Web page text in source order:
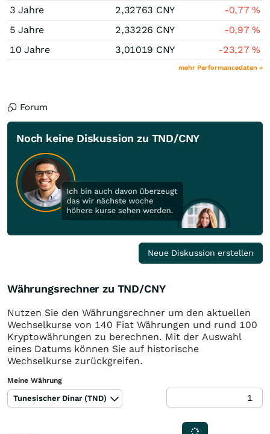
3 Jahre 2,32763 CNY -0,77%
5 Jahre
2,33226 CNY -0,97%
10 Jahre
3,01019 CNY -23,27%
mehr Performancedaten »
Forum
Noch keine Diskussion zu TND/CNY
Neue Diskussion erstellen
Währungsrechner zu TND/CNY
Nutzen Sie den Währungsrechner um den aktuellen
Wechselkurse von 140 Fiat Währungen und rund 100
Kryptowährungen zu berechnen. Mit der Auswahl
eines Datums können Sie auf historische
Wechselkurse zurückgreifen.
Meine Währung
Tunesischer Dinar (TND)